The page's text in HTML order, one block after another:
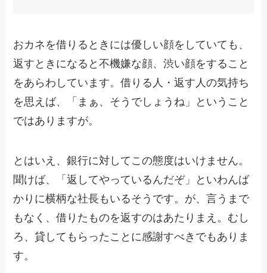
おカネを借りるときには優しい顔をしていても、
返すときになると不機嫌な顔、渋い顔をすること
をあらわしています。借りる人・返す人の気持ち
を思えば、「まぁ、そうでしょうね」ということ
ではありますが。
とはいえ、銀行に対してこの態度はいけません。
聞けば、「返してやっているんだぞ」といわんば
かりに横柄な社長もいるそうです。が、言うまで
もなく、借りたものを返すのはあたりまえ。むし
ろ、貸してもらったことに感謝すべきでもありま
す。